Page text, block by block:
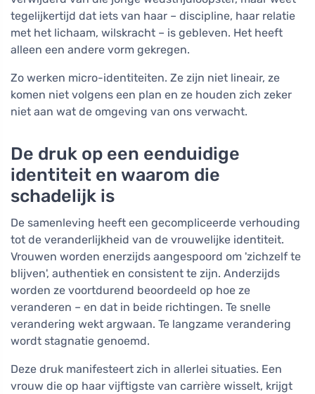
tegelijkertijd dat iets van haar – discipline, haar relatie
met het lichaam, wilskracht – is gebleven. Het heeft
alleen een andere vorm gekregen.
Zo werken micro-identiteiten. Ze zijn niet lineair, ze
komen niet volgens een plan en ze houden zich zeker
niet aan wat de omgeving van ons verwacht.
De druk op een eenduidige
identiteit en waarom die
schadelijk is
De samenleving heeft een gecompliceerde verhouding
tot de veranderlijkheid van de vrouwelijke identiteit.
Vrouwen worden enerzijds aangespoord om 'zichzelf te
blijven', authentiek en consistent te zijn. Anderzijds
worden ze voortdurend beoordeeld op hoe ze
veranderen – en dat in beide richtingen. Te snelle
verandering wekt argwaan. Te langzame verandering
wordt stagnatie genoemd.
Deze druk manifesteert zich in allerlei situaties. Een
vrouw die op haar vijftigste van carrière wisselt, krijgt